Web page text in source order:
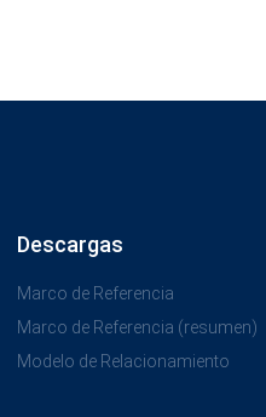
Descargas
Marco de Referencia
Marco de Referencia (resumen)
Modelo de Relacionamiento